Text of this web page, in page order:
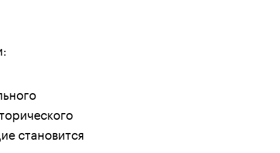
становится